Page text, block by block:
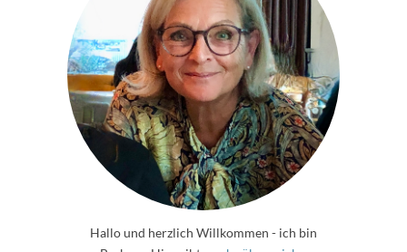
Hallo und herzlich Willkommen - ich bin